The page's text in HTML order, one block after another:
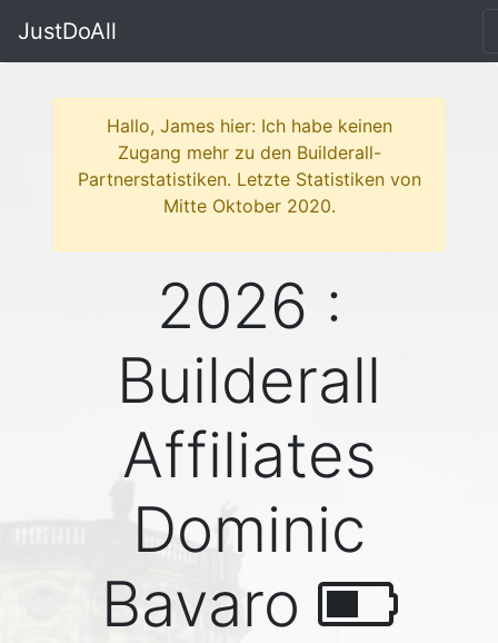
JustDoAll
Hallo, James hier: Ich habe keinen
Zugang mehr zu den Builderall-
Partnerstatistiken. Letzte Statistiken von
Mitte Oktober 2020.
2026 :
Builderall
Affiliates
Dominic
Bavaro